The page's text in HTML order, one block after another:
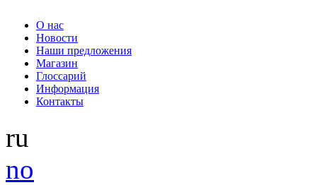
О нас
Новости
Наши предложения
Магазин
Глоссарий
Информация
Контакты
ru
no